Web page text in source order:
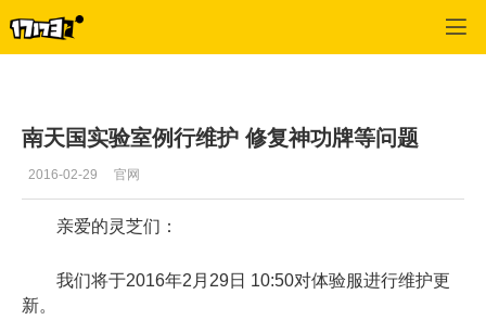
南天国实验室例行维护 修复神功牌等问题
2016-02-29 官网
亲爱的灵芝们：
我们将于2016年2月29日 10:50对体验服进行维护更
新。